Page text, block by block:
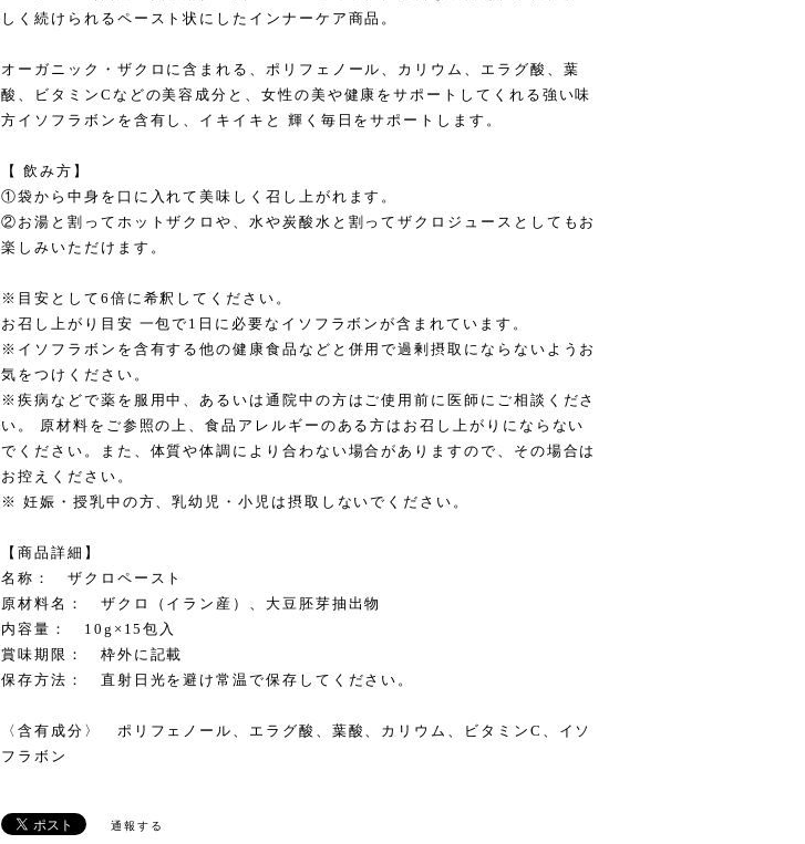
しく続けられるペースト状にしたインナーケア商品。
オーガニック・ザクロに含まれる、ポリフェノール、カリウム、エラグ酸、葉
酸、ビタミンCなどの美容成分と、女性の美や健康をサポートしてくれる強い味
方イソフラボンを含有し、イキイキと 輝く毎日をサポートします。
【 飲み方】
①袋から中身を口に入れて美味しく召し上がれます。
②お湯と割ってホットザクロや、水や炭酸水と割ってザクロジュースとしてもお
楽しみいただけます。
※目安として6倍に希釈してください。
お召し上がり目安 一包で1日に必要なイソフラボンが含まれています。
※イソフラボンを含有する他の健康食品などと併用で過剰摂取にならないようお
気をつけください。
※疾病などで薬を服用中、あるいは通院中の方はご使用前に医師にご相談くださ
い。 原材料をご参照の上、食品アレルギーのある方はお召し上がりにならない
でください。また、体質や体調により合わない場合がありますので、その場合は
お控えください。
※ 妊娠・授乳中の方、乳幼児・小児は摂取しないでください。
【商品詳細】
名称： ザクロペースト
原材料名： ザクロ（イラン産）、大豆胚芽抽出物
内容量： 10g×15包入
賞味期限： 枠外に記載
保存方法： 直射日光を避け常温で保存してください。
〈含有成分〉 ポリフェノール、エラグ酸、葉酸、カリウム、ビタミンC、イソ
フラボン
通報する